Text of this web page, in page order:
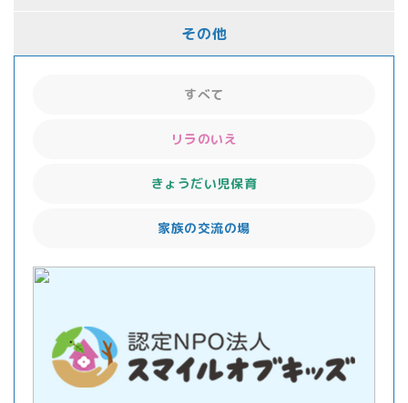
その他
すべて
リラのいえ
きょうだい児保育
家族の交流の場